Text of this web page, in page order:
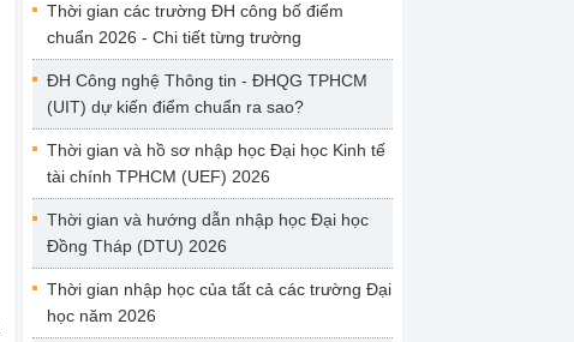
Thời gian các trường ĐH công bố điểm
chuẩn 2026 - Chi tiết từng trường
ĐH Công nghệ Thông tin - ĐHQG TPHCM
(UIT) dự kiến điểm chuẩn ra sao?
Thời gian và hồ sơ nhập học Đại học Kinh tế
tài chính TPHCM (UEF) 2026
Thời gian và hướng dẫn nhập học Đại học
Đồng Tháp (DTU) 2026
Thời gian nhập học của tất cả các trường Đại
học năm 2026